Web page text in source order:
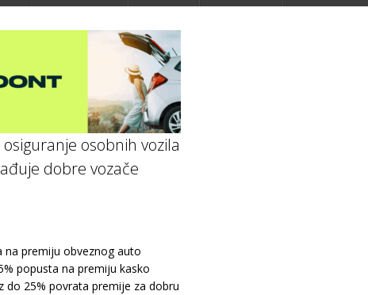
osiguranje osobnih vozila
dobre vozače
na premiju obveznog auto
popusta na premiju kasko
do 25% povrata premije za dobru